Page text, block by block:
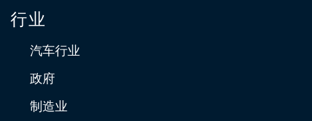
行业
汽车行业
政府
制造业